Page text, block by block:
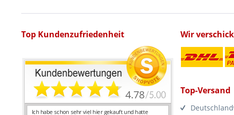
Top Kundenzufriedenheit Wir
Top-Versand